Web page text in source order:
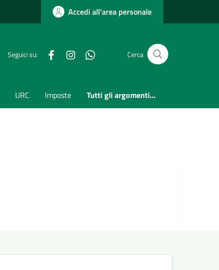
Accedi all'area personale
Seguici su: FacebookInstagramwhatsappCerca
URC Imposte Tutti gli argomenti...